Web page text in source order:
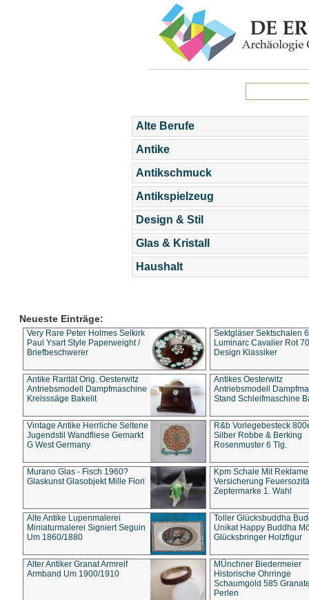
Alte Berufe
Antike
Antikschmuck
Antikspielzeug
Design & Stil
Glas & Kristall
Haushalt
Neueste Einträge:
Very Rare Peter Holmes Selkirk
Paul Ysart Style Paperweight /
Briefbeschwerer
Sektgläser Sektschalen
Luminarc Cavalier Rot
Design Klassiker
Antike Rarität Orig. Oesterwitz
Antriebsmodell Dampfmaschine
Kreisssäge Bakelit
Antikes Oesterwitz
Antriebsmodell
Stand Schleifmaschine
Vintage Antike Herrliche Seltene
Jugendstil Wandfliese Gemarkt
G West Germany
R&b Vorlegebesteck
Silber Robbe & Berking
Rosenmuster 6 Tlg.
Murano Glas - Fisch 1960?
Glaskunst Glasobjekt Mille Fiori
Kpm Schale Mit Reklame
Versicherung
Zeptermarke 1. Wahl
Alte Antike Lupenmalerei
Miniaturmalerei Signiert Seguin
Um 1860/1880
Toller Glücksbuddha
Unikat Happy Buddha
Glücksbringer Holzfigur
Alter Antiker Granat Armreif
Armband Um 1900/1910
MÜnchner Biedermeier
Historische Ohrringe
Schaumgold 585
Perlen